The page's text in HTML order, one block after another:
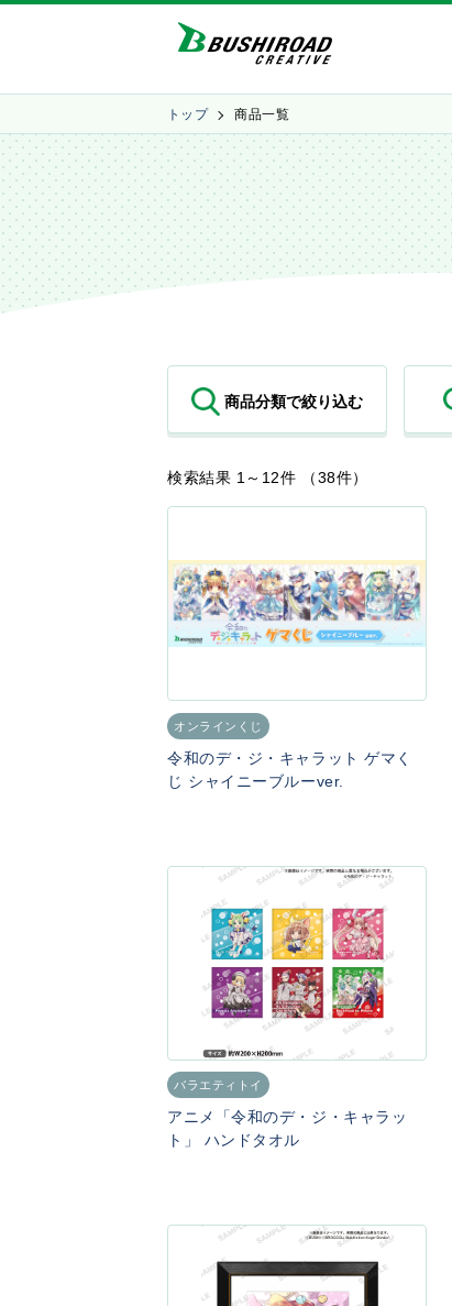
トップ 商品一覧
検索結果 1～12件 （38件）
オンラインくじ
令和のデ・ジ・キャラット ゲマく
じ シャイニーブルーver.
バラエティトイ
アニメ「令和のデ・ジ・キャラッ
ト」 ハンドタオル